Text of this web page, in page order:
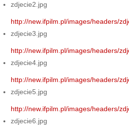
zdjecie2.jpg
http://new.ifpilm.pl/images/headers/
zdjecie3.jpg
http://new.ifpilm.pl/images/headers/
zdjecie4.jpg
http://new.ifpilm.pl/images/headers/
zdjecie5.jpg
http://new.ifpilm.pl/images/headers/
zdjecie6.jpg